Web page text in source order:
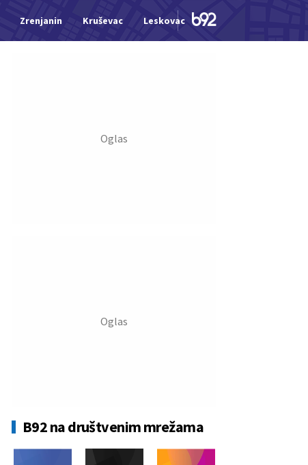
Zrenjanin Kruševac Leskovac Jagodina
B92 na društvenim mrežama